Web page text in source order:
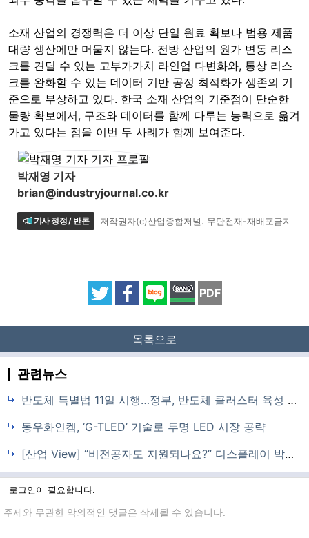
소재 산업의 경쟁력은 더 이상 단일 원료 확보나 범용 제품
대량 생산에만 머물지 않는다. 전방 산업의 원가 변동 리스
크를 견딜 수 있는 고부가가치 라인업 다변화와, 통상 리스
크를 완화할 수 있는 데이터 기반 공정 최적화가 생존의 기
준으로 부상하고 있다. 한국 소재 산업의 기준점이 단순한
물량 확보에서, 구조와 데이터를 함께 다루는 능력으로 옮겨
가고 있다는 점을 이번 두 사례가 함께 보여준다.
박재영 기자
brian@industryjournal.co.kr
기사 정정 / 반론 저작권자(c)산업종합저널. 무단전재-재배포금지
PDF
목록으로
관련뉴스
반도체 특별법 11일 시행…정부, 반도체 클러스터 육성 본격화
동우화인켐, ‘G-TLED’ 기술로 투명 LED 시장 공략
[산업 View] “비전공자도 지원되나요?” 디스플레이 박람회에 몰린 청년들
로그인이 필요합니다.
글입력